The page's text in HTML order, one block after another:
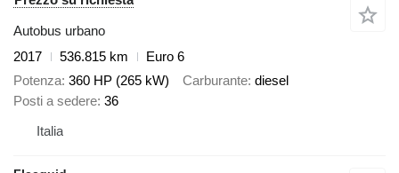
Autobus urbano
2017
536.815 km
Euro 6
Potenza 360 HP (265 kW) Carburante diesel
Posti a sedere 36
Italia